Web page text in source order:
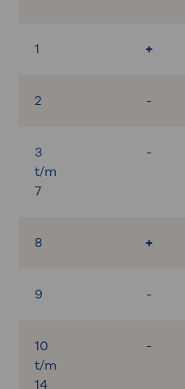
1 +
2 -
3
t/m
7
-
8 +
9 -
10
t/m
14
-